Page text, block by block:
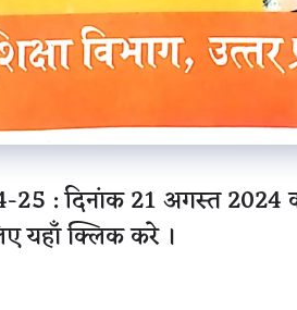
: दिनांक 21 अगस्त 2024
यहाँ क्लिक करे ।